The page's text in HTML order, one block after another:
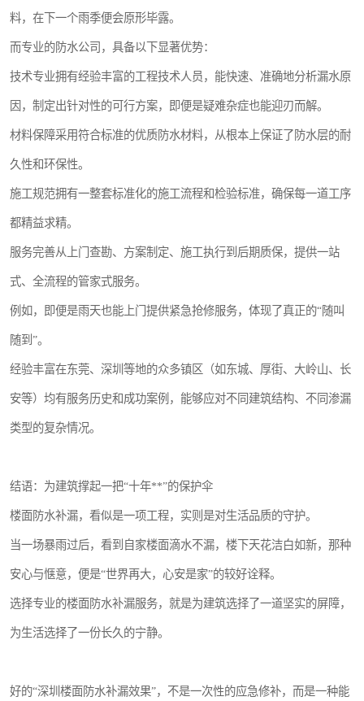
料，在下一个雨季便会原形毕露。
而专业的防水公司，具备以下显著优势：
技术专业拥有经验丰富的工程技术人员，能快速、准确地分析漏水原
因，制定出针对性的可行方案，即便是疑难杂症也能迎刃而解。
材料保障采用符合标准的优质防水材料，从根本上保证了防水层的耐
久性和环保性。
施工规范拥有一整套标准化的施工流程和检验标准，确保每一道工序
都精益求精。
服务完善从上门查勘、方案制定、施工执行到后期质保，提供一站
式、全流程的管家式服务。
例如，即便是雨天也能上门提供紧急抢修服务，体现了真正的“随叫
随到”。
经验丰富在东莞、深圳等地的众多镇区（如东城、厚街、大岭山、长
安等）均有服务历史和成功案例，能够应对不同建筑结构、不同渗漏
类型的复杂情况。
结语：为建筑撑起一把“十年**”的保护伞
楼面防水补漏，看似是一项工程，实则是对生活品质的守护。
当一场暴雨过后，看到自家楼面滴水不漏，楼下天花洁白如新，那种
安心与惬意，便是“世界再大，心安是家”的较好诠释。
选择专业的楼面防水补漏服务，就是为建筑选择了一道坚实的屏障，
为生活选择了一份长久的宁静。
好的“深圳楼面防水补漏效果”，不是一次性的应急修补，而是一种能